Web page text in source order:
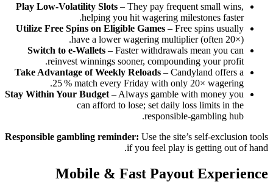
Play Low‑Volatility Slots – They pay frequent small wins,
helping you hit wagering milestones faster.
Utilize Free Spins on Eligible Games – Free spins usually
have a lower wagering multiplier (often 20×).
Switch to e‑Wallets – Faster withdrawals mean you can
reinvest winnings sooner, compounding your profit.
Take Advantage of Weekly Reloads – Candyland offers a
25 % match every Friday with only 20× wagering.
Stay Within Your Budget – Always gamble with money you
can afford to lose; set daily loss limits in the
responsible‑gambling hub.
Responsible gambling reminder: Use the site’s self‑exclusion tools
if you feel play is getting out of hand.
Mobile & Fast Payout Experience